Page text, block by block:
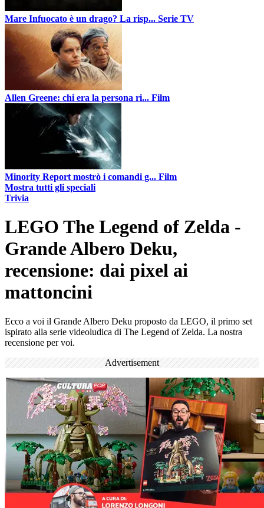
Mare Infuocato è un drago? La risp... Serie TV
Allen Greene: chi era la persona ri... Film
Minority Report mostrò i comandi g... Film
Mostra tutti gli speciali
Trivia
LEGO The Legend of Zelda -
Grande Albero Deku,
recensione: dai pixel ai
mattoncini
Ecco a voi il Grande Albero Deku proposto da LEGO, il primo set
ispirato alla serie videoludica di The Legend of Zelda. La nostra
recensione per voi.
Advertisement